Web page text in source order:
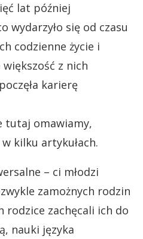
lat później
wydarzyło się od czasu
codzienne życie i
z nich
karierę
tutaj omawiamy,
kilku artykułach.
– ci młodzi
zamożnych rodzin
rodzice zachęcali ich do
nauki języka